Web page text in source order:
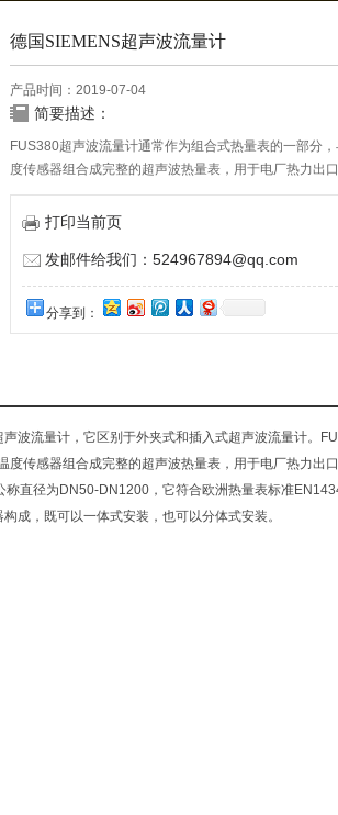
德国SIEMENS超声波流量计
产品时间：2019-07-04
简要描述：
FUS380超声波流量计通常作为组合式热量表的一部分
度传感器组合成完整的超声波热量表，用于电厂热力出
栋入口以及中央空调等系统的冷热计量。
打印当前页
发邮件给我们：524967894@qq.com
分享到：
波流量计，它区别于外夹式和插入式超声波流量计。
度传感器组合成完整的超声波热量表，用于电厂热力出
直径为DN50-DN1200，它符合欧洲热量表标准
成，既可以一体式安装，也可以分体式安装。